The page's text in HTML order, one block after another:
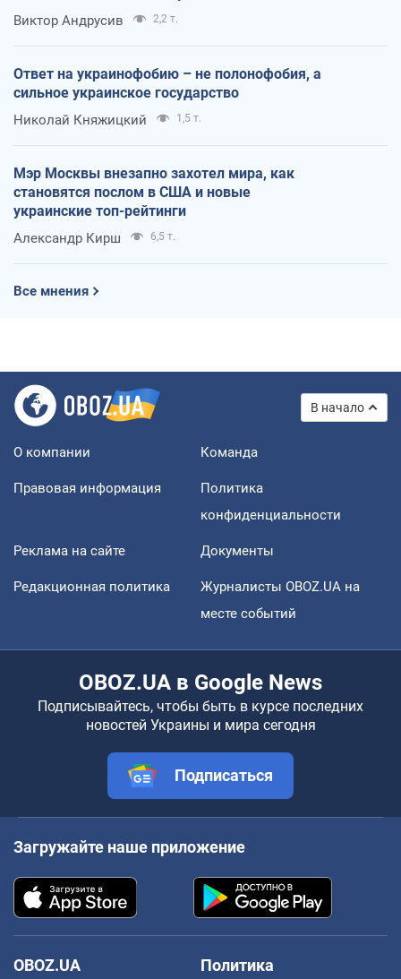
Виктор Андрусив 2,2 т.
Ответ на украинофобию – не полонофобия, а
сильное украинское государство
Николай Княжицкий 1,5 т.
Мэр Москвы внезапно захотел мира, как
становятся послом в США и новые
украинские топ-рейтинги
Александр Кирш 6,5 т.
Все мнения
В начало
О компании Команда
Правовая информация
Политика
конфиденциальности
Реклама на сайте Документы
Редакционная политика
Журналисты OBOZ.UA на
месте событий
OBOZ.UA в Google News
Подписывайтесь, чтобы быть в курсе последних
новостей Украины и мира сегодня
Подписаться
Загружайте наше приложение
OBOZ.UA
Политика